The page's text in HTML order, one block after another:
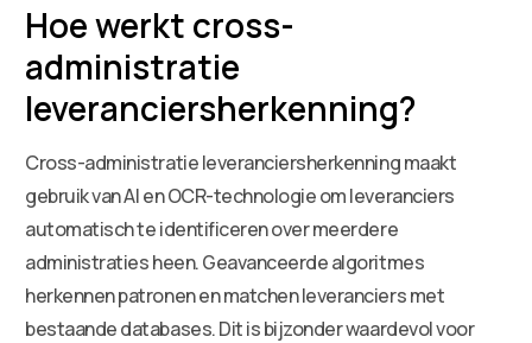
Hoe werkt cross-
administratie
leveranciersherkenning?
Cross-administratie leveranciersherkenning maakt
gebruik van AI en OCR-technologie om leveranciers
automatisch te identificeren over meerdere
administraties heen. Geavanceerde algoritmes
herkennen patronen en matchen leveranciers met
bestaande databases. Dit is bijzonder waardevol voor